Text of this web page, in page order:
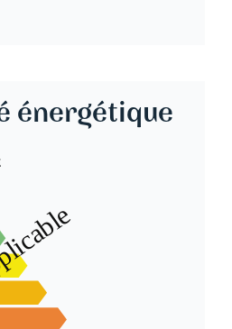
énergétique